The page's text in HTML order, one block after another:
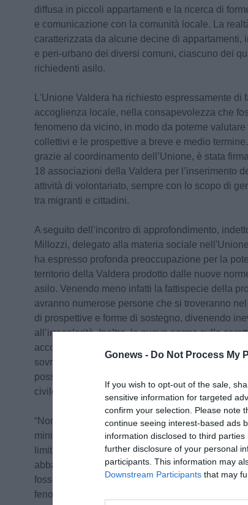
Gonews - Do Not Process My
If you wish to opt-out of the sale,
sensitive information for targeted
confirm your selection. Please note
continue seeing interest-based ads
information disclosed to third
further disclosure of your personal
participants. This information may
Downstream Participants that may
diffusa in piccoli appartamenti e la ricerca di
e comunicazione con la comunità locale. La
caratterizzata da alcune decine di appartamenti,
e peri-urbano dei diversi comuni, ciascuno dei
richiedenti asilo.
L'Unione Valdera ha richiesto espressamente di
accoglienza locale, nella consapevolezza che
fenomeno da vicino, in modo da poterne
collettivi e le prospettive a breve e medio
grazie al coordinamento dell’Unione, è stata
18 associazioni della Valdera per l’inserimento
attività di volontariato, sempre con lo scopo di
tra migranti e cittadini.
A seguito dell’incontro di approfondimento,
Millozzi, delegato alla materia sociale
ha espresso profonda preoccupazione per la
territorio della Valdera prodotto dalle nuove
asilo. Venendo meno infatti la fattispecie della
avranno numerose persone che si troveranno
di prospettive e forme di sostegno, divenendo
all’irregolarità. Inoltre, le nuove norme sulle
accoglienza, confliggono apertamente con la
sovradimensionate e composte da decine e
possono creare problemi di ordine pubblico,
civile e pacifica con la popolazione locale.
“Non vorrei – afferma il sindaco Millozzi – che
ministeriali, che sul piano formale apportano
limitate, ma nella sostanza producono effetti
abbandonando a se stesse numerose persone
fossero state architettate per ingenerare –
fenomeno - un sottofondo conflittuale nei mesi a